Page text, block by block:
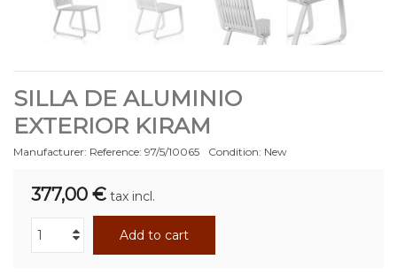
SILLA DE ALUMINIO
EXTERIOR KIRAM
Manufacturer: Reference: 97/5/10065 Condition: New
377,00 € tax incl.
Add to cart